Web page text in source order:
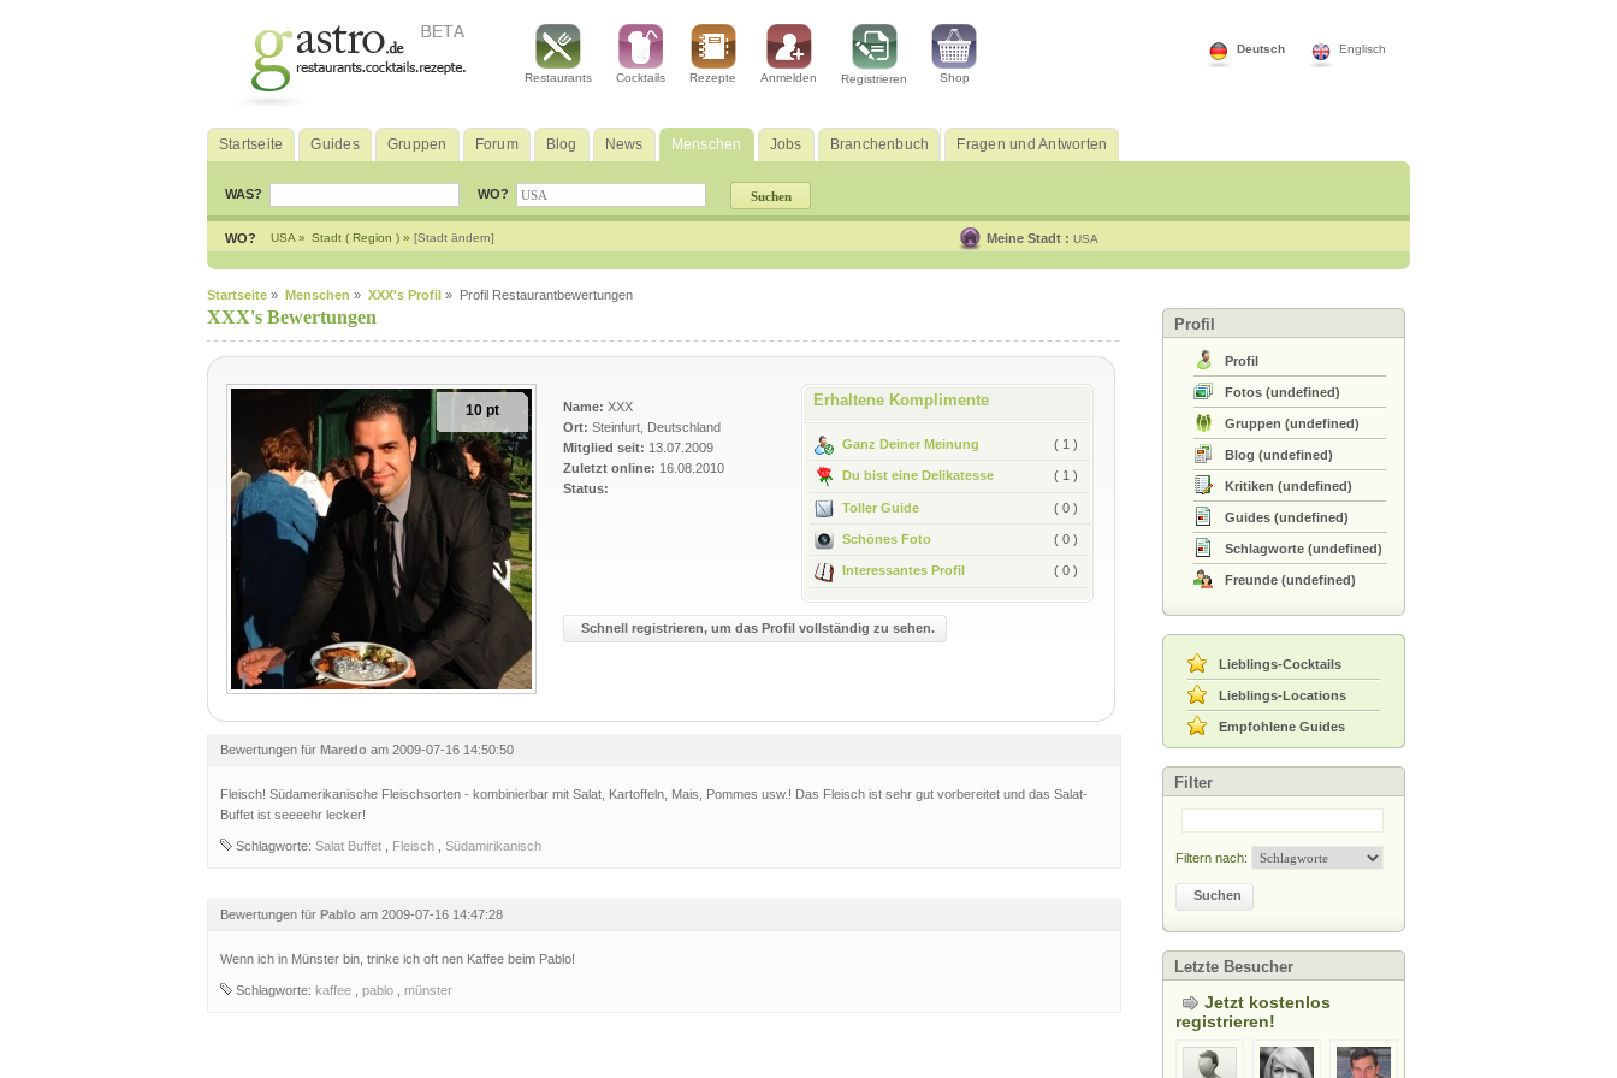
Englisch
Deutsch
Restaurants Cocktails Rezepte Anmelden Registrieren Shop
Startseite Guides Gruppen Forum Blog News Menschen Jobs Branchenbuch Fragen und Antworten
WAS? WO?
WO? USA » Stadt ( Region ) » [Stadt ändern] Meine Stadt : USA
Startseite » Menschen » XXX's Profil » Profil Restaurantbewertungen
XXX's Bewertungen
Erhaltene Komplimente
( 1 )
Ganz Deiner Meinung
( 1 )
Du bist eine Delikatesse
( 0 )
Toller Guide
( 0 )
Schönes Foto
( 0 )
Interessantes Profil
10 pt Name: XXX
Ort: Steinfurt, Deutschland
Mitglied seit: 13.07.2009
Zuletzt online: 16.08.2010
Status:
Schnell registrieren, um das Profil vollständig zu sehen.
Bewertungen für Maredo am 2009-07-16 14:50:50
Fleisch! Südamerikanische Fleischsorten - kombinierbar mit Salat, Kartoffeln, Mais, Pommes usw.! Das Fleisch ist sehr gut vorbereitet und das Salat-
Buffet ist seeeehr lecker!
Schlagworte: Salat Buffet Fleisch Südamirikanisch
Bewertungen für Pablo am 2009-07-16 14:47:28
Wenn ich in Münster bin, trinke ich oft nen Kaffee beim Pablo!
Schlagworte: kaffee pablo münster
Profil
Profil
Fotos (undefined)
Gruppen (undefined)
Blog (undefined)
Kritiken (undefined)
Guides (undefined)
Schlagworte (undefined)
Freunde (undefined)
Lieblings-Cocktails
Lieblings-Locations
Empfohlene Guides
Filter
Filtern nach:
Suchen
Letzte Besucher
Jetzt kostenlos
registrieren!